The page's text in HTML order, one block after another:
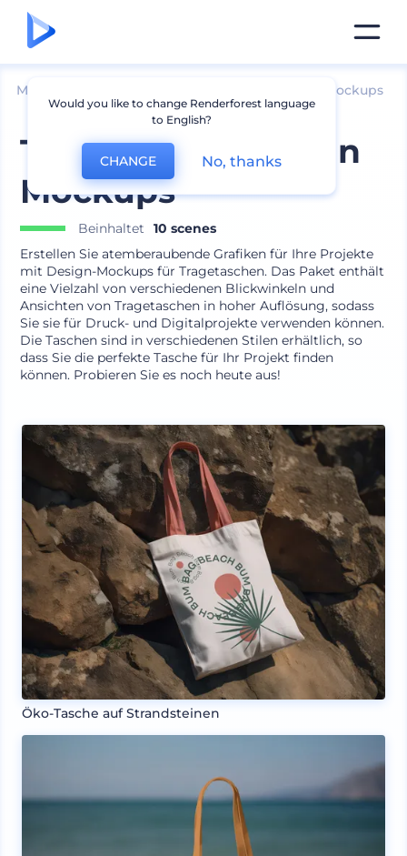
Mockups Andere Bekleidungs-Mockups
Tragetasche Design
Mockups
Beinhaltet
10 scenes
Erstellen Sie atemberaubende Grafiken für Ihre Projekte
mit Design-Mockups für Tragetaschen. Das Paket enthält
eine Vielzahl von verschiedenen Blickwinkeln und
Ansichten von Tragetaschen in hoher Auflösung, sodass
Sie sie für Druck- und Digitalprojekte verwenden können.
Die Taschen sind in verschiedenen Stilen erhältlich, so
dass Sie die perfekte Tasche für Ihr Projekt finden
können. Probieren Sie es noch heute aus!
Öko-Tasche auf Strandsteinen
Would you like to change Renderforest language
to English?
CHANGE No, thanks